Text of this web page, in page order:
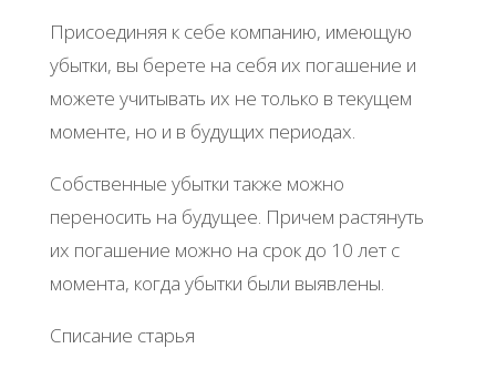
Присоединяя к себе компанию, имеющую
убытки, вы берете на себя их погашение и
можете учитывать их не только в текущем
моменте, но и в будущих периодах.
Собственные убытки также можно
переносить на будущее. Причем растянуть
их погашение можно на срок до 10 лет с
момента, когда убытки были выявлены.
Списание старья